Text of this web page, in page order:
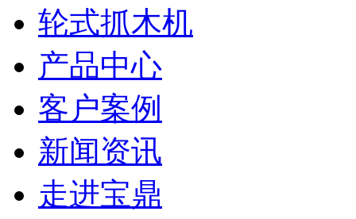
轮式抓木机
产品中心
客户案例
新闻资讯
走进宝鼎